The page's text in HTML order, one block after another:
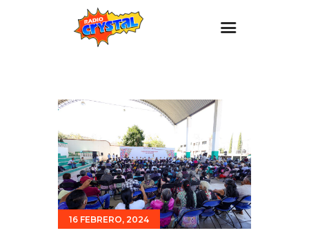
Estaciones
Eventos
Promociones
Noticias
Para ti
Contacto
16 FEBRERO, 2024